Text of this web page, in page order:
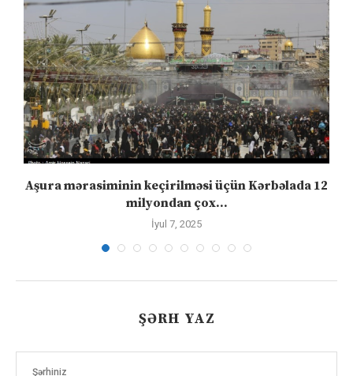
Aşura mərasiminin keçirilməsi üçün Kərbəlada 12
milyondan çox...
İyul 7, 2025
ŞƏRH YAZ